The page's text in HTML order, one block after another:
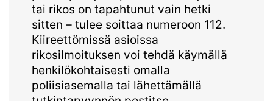
tai rikos on tapahtunut vain hetki
sitten – tulee soittaa numeroon 112.
Kiireettömissä asioissa
rikosilmoituksen voi tehdä käymällä
henkilökohtaisesti omalla
poliisiasemalla tai lähettämällä